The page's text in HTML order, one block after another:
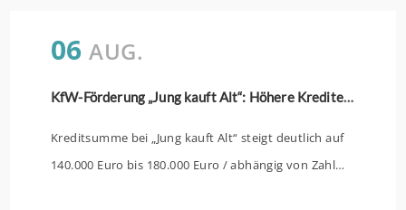
06 AUG.
KfW-Förderung „Jung kauft Alt“: Höhere Kredite ab August 2026
Kreditsumme bei „Jung kauft Alt“ steigt deutlich auf
140.000 Euro bis 180.000 Euro / abhängig von Zahl